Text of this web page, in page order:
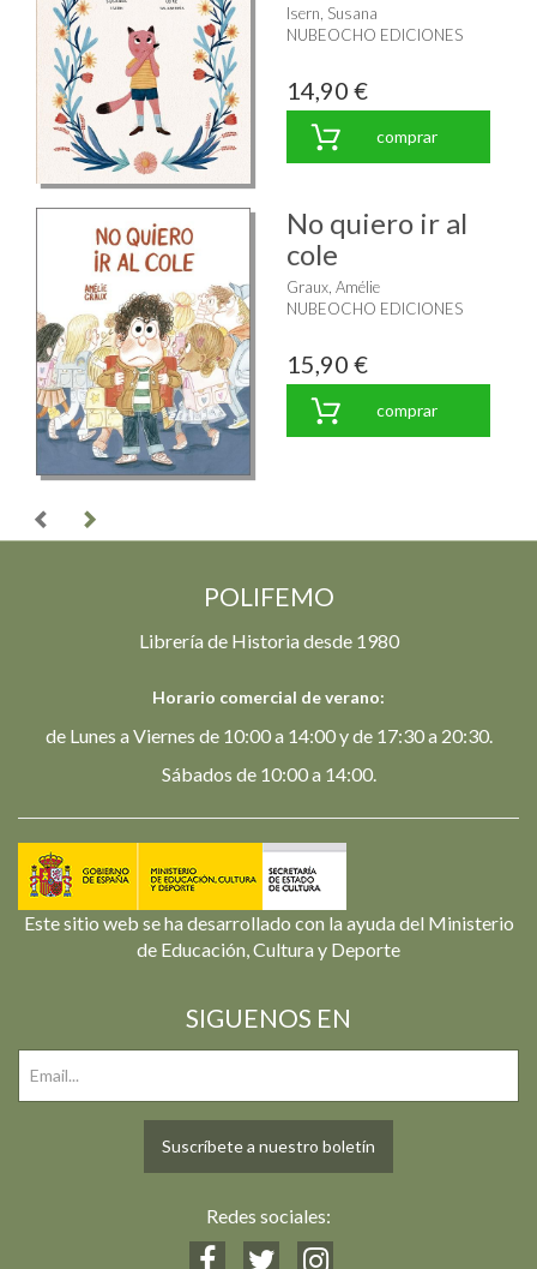
Isern, Susana
NUBEOCHO EDICIONES
14,90 €
comprar
No quiero ir al
cole
Graux, Amélie
NUBEOCHO EDICIONES
15,90 €
comprar
POLIFEMO
Librería de Historia desde 1980
Horario comercial de verano:
de Lunes a Viernes de 10:00 a 14:00 y de 17:30 a 20:30.
Sábados de 10:00 a 14:00.
Este sitio web se ha desarrollado con la ayuda del Ministerio
de Educación, Cultura y Deporte
SIGUENOS EN
Suscríbete a nuestro boletín
Redes sociales: